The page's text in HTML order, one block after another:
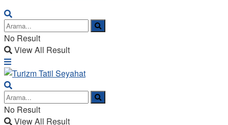
No Result
View All Result
No Result
View All Result